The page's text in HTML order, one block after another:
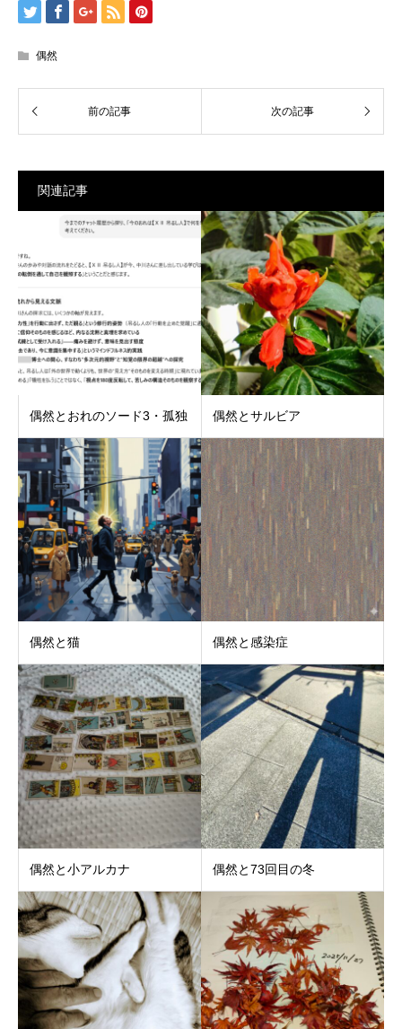
偶然
関連記事
偶然とおれのソード3・孤独 偶然とサルビア
偶然と猫 偶然と感染症
偶然と小アルカナ 偶然と73回目の冬